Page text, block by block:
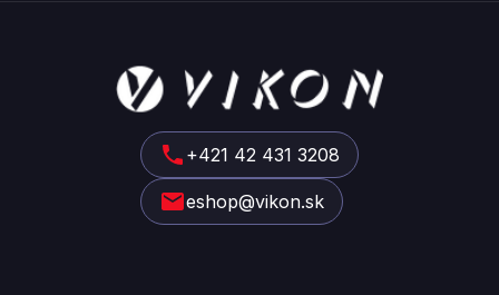
+421 42 431 3208
eshop@vikon.sk